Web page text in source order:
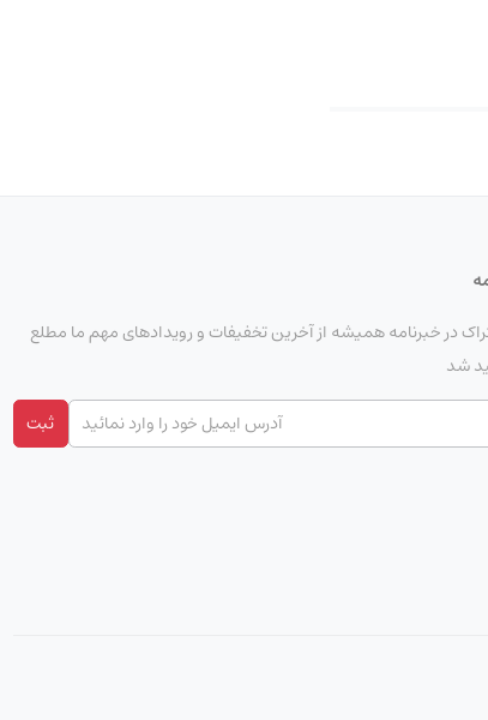
در خبرنامه همیشه از آخرین تخفیفات و رویدادهای مهم ما مطلع
شد
ثبت